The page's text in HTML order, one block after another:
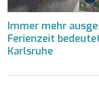
Immer mehr
Ferienzeit
Karlsruhe